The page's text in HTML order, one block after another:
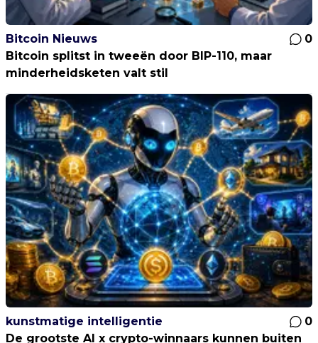
Bitcoin Nieuws
0
Bitcoin splitst in tweeën door BIP-110, maar
minderheidsketen valt stil
kunstmatige intelligentie
0
De grootste AI x crypto-winnaars kunnen buiten